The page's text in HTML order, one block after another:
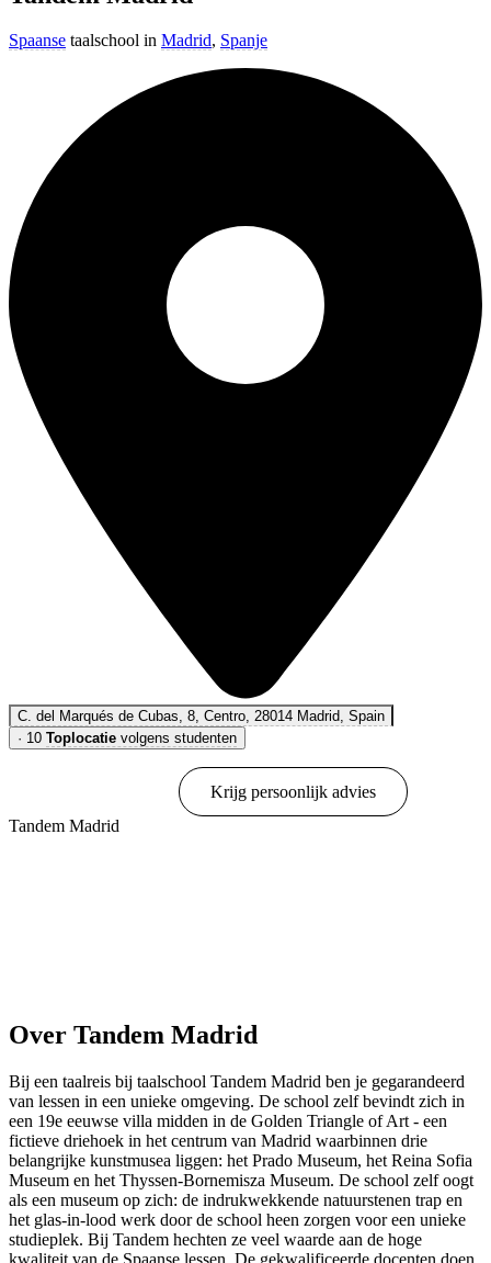
Spaanse taalschool in Madrid, Spanje
C. del Marqués de Cubas, 8, Centro, 28014 Madrid, Spain
· 10 Toplocatie volgens studenten
Krijg persoonlijk advies
Tandem Madrid
Over Tandem Madrid
Bij een taalreis bij taalschool Tandem Madrid ben je gegarandeerd
van lessen in een unieke omgeving. De school zelf bevindt zich in
een 19e eeuwse villa midden in de Golden Triangle of Art - een
fictieve driehoek in het centrum van Madrid waarbinnen drie
belangrijke kunstmusea liggen: het Prado Museum, het Reina Sofia
Museum en het Thyssen-Bornemisza Museum. De school zelf oogt
als een museum op zich: de indrukwekkende natuurstenen trap en
het glas-in-lood werk door de school heen zorgen voor een unieke
studieplek. Bij Tandem hechten ze veel waarde aan de hoge